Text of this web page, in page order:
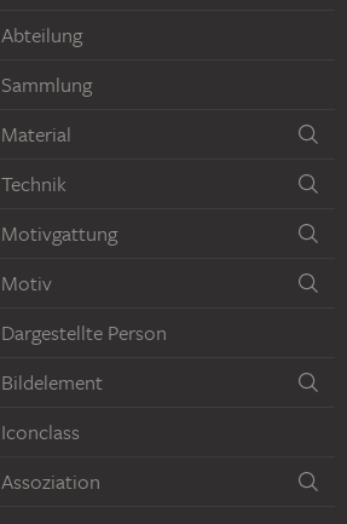
Abteilung
Sammlung
Material
Technik
Motivgattung
Motiv
Dargestellte Person
Bildelement
Iconclass
Assoziation